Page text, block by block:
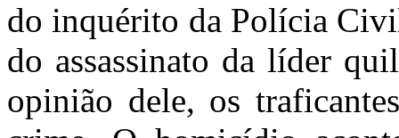
do inquérito da Polícia
do assassinato da líder
opinião dele, os